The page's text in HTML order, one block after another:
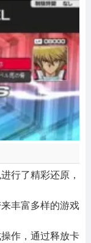
热点新闻
行了精彩还原，
丰富多样的游戏
作，通过释放卡